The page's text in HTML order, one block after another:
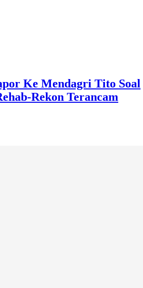
Ke Mendagri Tito Soal
Rekon Terancam